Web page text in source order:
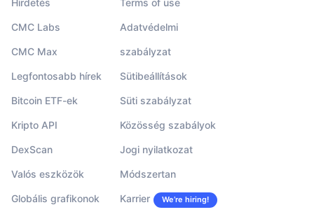
CMC Labs
CMC Max
Legfontosabb hírek
Bitcoin ETF-ek
Kripto API
DexScan
Valós eszközök
Globális grafikonok
Adatvédelmi
szabályzat
Sütibeállítások
Süti szabályzat
Közösség szabályok
Jogi nyilatkozat
Módszertan
Karrier We’re hiring!